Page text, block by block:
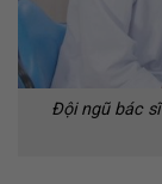
Đội ngũ bác